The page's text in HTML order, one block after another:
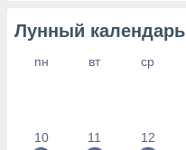
Лунный календарь
пн вт ср
10 11 12